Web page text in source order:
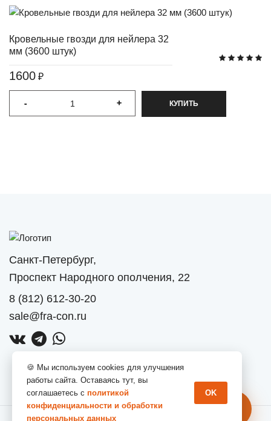
Кровельные гвозди для нейлера 32
мм (3600 штук)
1600 ₽
- +
- + КУПИТЬ
Санкт-Петербург,
Проспект Народного ополчения, 22
8 (812) 612-30-20
sale@fra-con.ru
VK TelegramWhatsapp
🍪 Мы используем cookies для улучшения
работы сайта. Оставаясь тут, вы
соглашаетесь c политикой
конфиденциальности и обработки
персональных данных
OK